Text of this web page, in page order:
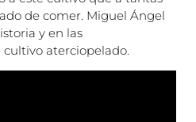
de comer. Miguel Ángel
y en las
aterciopelado.